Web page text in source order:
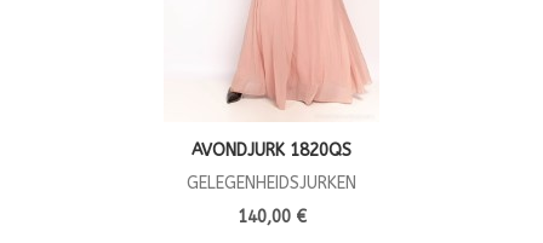
AVONDJURK 1820QS
GELEGENHEIDSJURKEN
140,00 €